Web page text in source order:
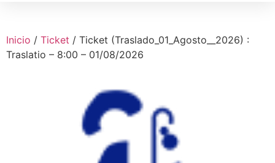
Inicio / Ticket / Ticket (Traslado_01_Agosto__2026) :
Traslatio – 8:00 – 01/08/2026